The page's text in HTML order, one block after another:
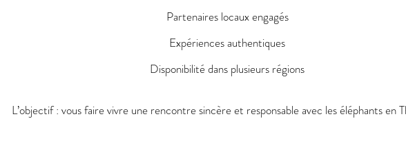
Partenaires locaux engagés
Expériences authentiques
Disponibilité dans plusieurs régions
L’objectif : vous faire vivre une rencontre sincère et responsable avec les éléphants en